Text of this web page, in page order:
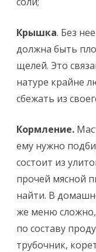
Крышка. Без
должна быть
щелей. Это
натуре крайне
сбежать из
Кормление.
ему нужно
состоит из
прочей мясной
найти. В
же меню
по составу
трубочник,